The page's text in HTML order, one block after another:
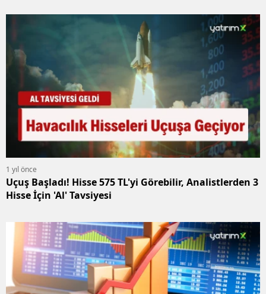
1 yıl önce
Uçuş Başladı! Hisse 575 TL'yi Görebilir, Analistlerden 3
Hisse İçin 'Al' Tavsiyesi